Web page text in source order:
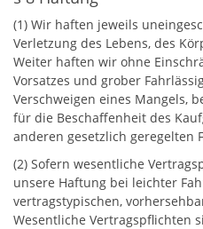
(1) Wir haften jeweils
Verletzung des Lebens, des
Weiter haften wir ohne
Vorsatzes und grober
Verschweigen eines Mangels,
für die Beschaffenheit des
anderen gesetzlich geregelten
(2) Sofern wesentliche
unsere Haftung bei leichter
vertragstypischen,
Wesentliche Vertragspflichten